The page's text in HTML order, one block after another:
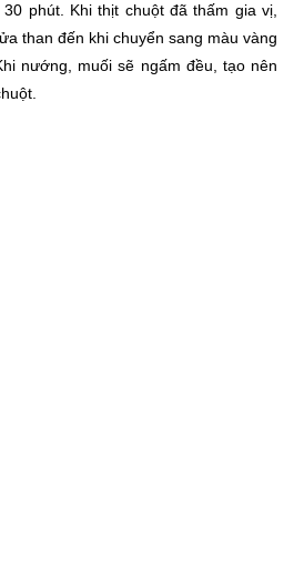
phút. Khi thịt chuột đã thấm gia vị,
than đến khi chuyển sang màu vàng
nướng, muối sẽ ngấm đều, tạo nên